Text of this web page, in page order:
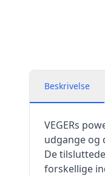
Beskrivelse
VEGERs
udgange og
De
forskellige